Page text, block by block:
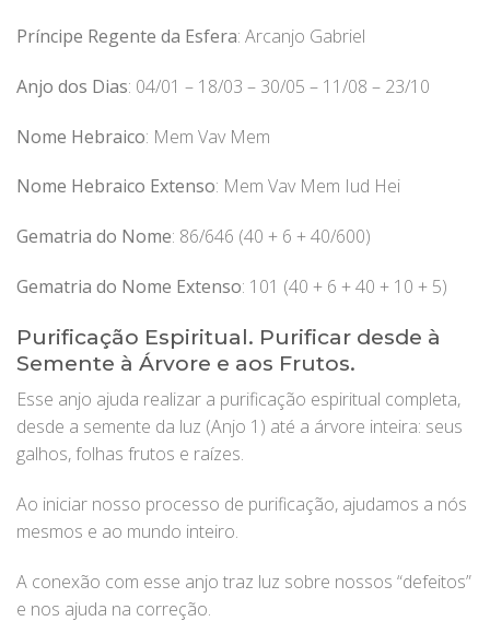
Príncipe Regente da Esfera: Arcanjo Gabriel
Anjo dos Dias: 04/01 – 18/03 – 30/05 – 11/08 – 23/10
Nome Hebraico: Mem Vav Mem
Nome Hebraico Extenso: Mem Vav Mem Iud Hei
Gematria do Nome: 86/646 (40 + 6 + 40/600)
Gematria do Nome Extenso: 101 (40 + 6 + 40 + 10 + 5)
Purificação Espiritual. Purificar desde à
Semente à Árvore e aos Frutos.
Esse anjo ajuda realizar a purificação espiritual completa,
desde a semente da luz (Anjo 1) até a árvore inteira: seus
galhos, folhas frutos e raízes.
Ao iniciar nosso processo de purificação, ajudamos a nós
mesmos e ao mundo inteiro.
A conexão com esse anjo traz luz sobre nossos “defeitos”
e nos ajuda na correção.